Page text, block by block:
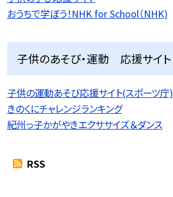
おうちで学ぼう！NHK for School（NHK)
子供のあそび・運動 応援サイト
子供の運動あそび応援サイト(スポーツ庁)
きのくにチャレンジランキング
紀州っ子かがやきエクササイズ＆ダンス
RSS